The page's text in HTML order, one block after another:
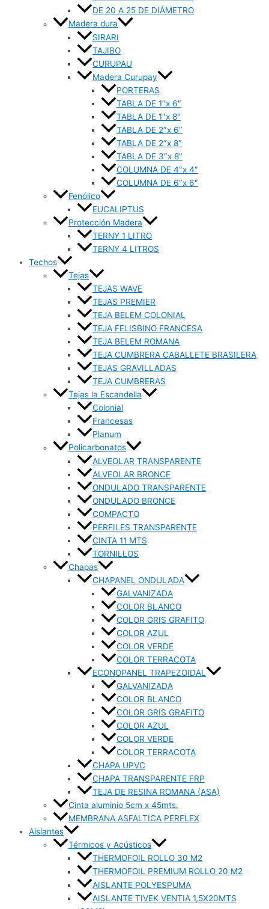
DE 20 A 25 DE DIÁMETRO
Madera dura
SIRARI
TAJIBO
CURUPAU
Madera Curupay
PORTERAS
TABLA DE 1″x 6″
TABLA DE 1″x 8″
TABLA DE 2″x 6″
TABLA DE 2″x 8″
TABLA DE 3″x 8″
COLUMNA DE 4″x 4″
COLUMNA DE 6″x 6″
Fenólico
EUCALIPTUS
Protección Madera
TERNY 1 LITRO
TERNY 4 LITROS
Techos
Tejas
TEJAS WAVE
TEJAS PREMIER
TEJA BELEM COLONIAL
TEJA FELISBINO FRANCESA
TEJA BELEM ROMANA
TEJA CUMBRERA CABALLETE BRASILERA
TEJAS GRAVILLADAS
TEJA CUMBRERAS
Tejas la Escandella
Colonial
Francesas
Planum
Policarbonatos
ALVEOLAR TRANSPARENTE
ALVEOLAR BRONCE
ONDULADO TRANSPARENTE
ONDULADO BRONCE
COMPACTO
PERFILES TRANSPARENTE
CINTA 11 MTS
TORNILLOS
Chapas
CHAPANEL ONDULADA
GALVANIZADA
COLOR BLANCO
COLOR GRIS GRAFITO
COLOR AZUL
COLOR VERDE
COLOR TERRACOTA
ECONOPANEL TRAPEZOIDAL
GALVANIZADA
COLOR BLANCO
COLOR GRIS GRAFITO
COLOR AZUL
COLOR VERDE
COLOR TERRACOTA
CHAPA UPVC
CHAPA TRANSPARENTE FRP
TEJA DE RESINA ROMANA (ASA)
Cinta aluminio 5cm x 45mts.
MEMBRANA ASFALTICA PERFLEX
Aislantes
Térmicos y Acústicos
THERMOFOIL ROLLO 30 M2
THERMOFOIL PREMIUM ROLLO 20 M2
AISLANTE POLYESPUMA
AISLANTE TIVEK VENTIA 1,5X20MTS